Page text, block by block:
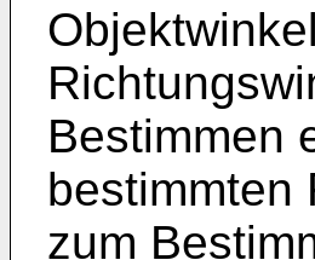
Bestimmen
bestimmten
zum